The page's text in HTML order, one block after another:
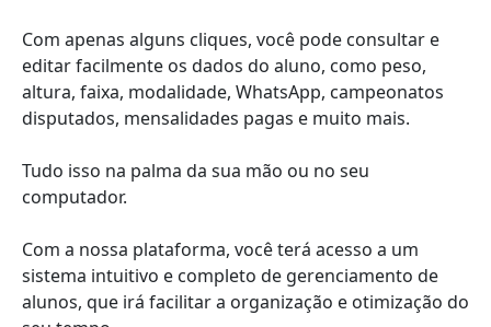
Com apenas alguns cliques, você pode consultar e
editar facilmente os dados do aluno, como peso,
altura, faixa, modalidade, WhatsApp, campeonatos
disputados, mensalidades pagas e muito mais.
Tudo isso na palma da sua mão ou no seu
computador.
Com a nossa plataforma, você terá acesso a um
sistema intuitivo e completo de gerenciamento de
alunos, que irá facilitar a organização e otimização do